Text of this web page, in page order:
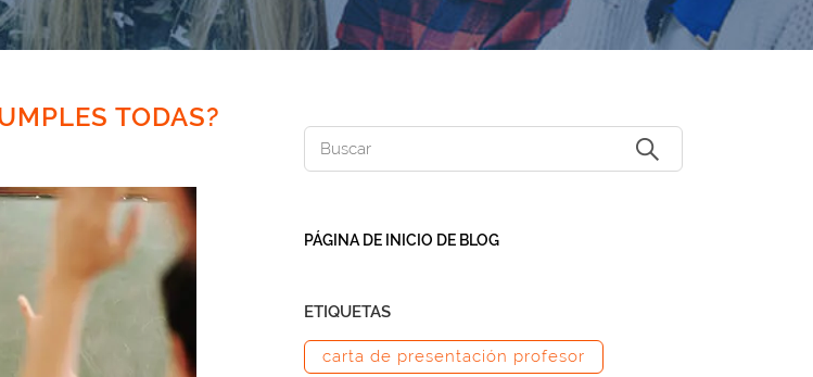
TODAS?
PÁGINA DE INICIO DE BLOG
ETIQUETAS
carta de presentación profesor